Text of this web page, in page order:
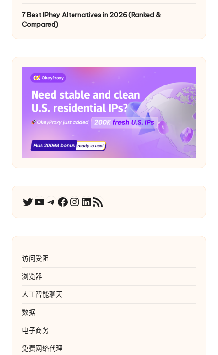
7 Best IPhey Alternatives in 2026 (Ranked &
Compared)
推特YouTube
电报 在 Facebook 上Instagram
LinkedIn
RSS 订阅
访问受阻
浏览器
人工智能聊天
数据
电子商务
免费网络代理